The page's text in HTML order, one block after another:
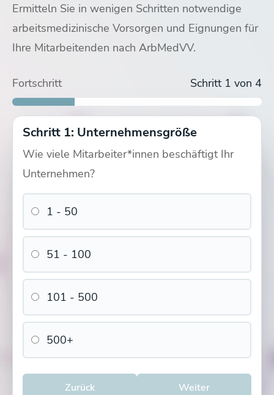
Ermitteln Sie in wenigen Schritten notwendige
arbeitsmedizinische Vorsorgen und Eignungen für
Ihre Mitarbeitenden nach ArbMedVV.
Fortschritt Schritt 1 von 4
Schritt 1: Unternehmensgröße
Wie viele Mitarbeiter*innen beschäftigt Ihr
Unternehmen?
1 - 50
51 - 100
101 - 500
500+
Zurück Weiter